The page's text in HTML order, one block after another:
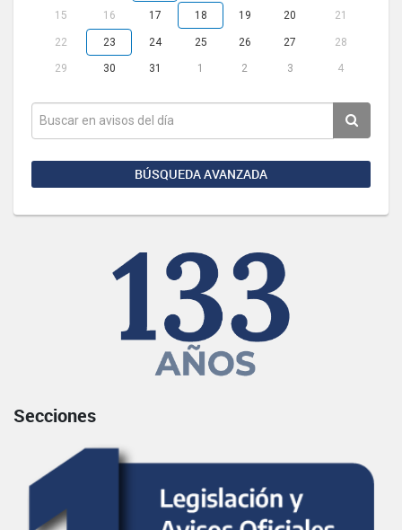
15 16 17 18 19 20 21
22 23 24 25 26 27 28
29 30 31 1 2 3 4
BÚSQUEDA AVANZADA
Secciones